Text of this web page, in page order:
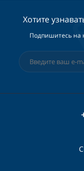
Хотите
Подпишитесь на